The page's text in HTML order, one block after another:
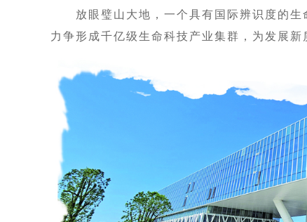
放眼璧山大地，一个具有国际辨识度的生
力争形成千亿级生命科技产业集群，为发展新